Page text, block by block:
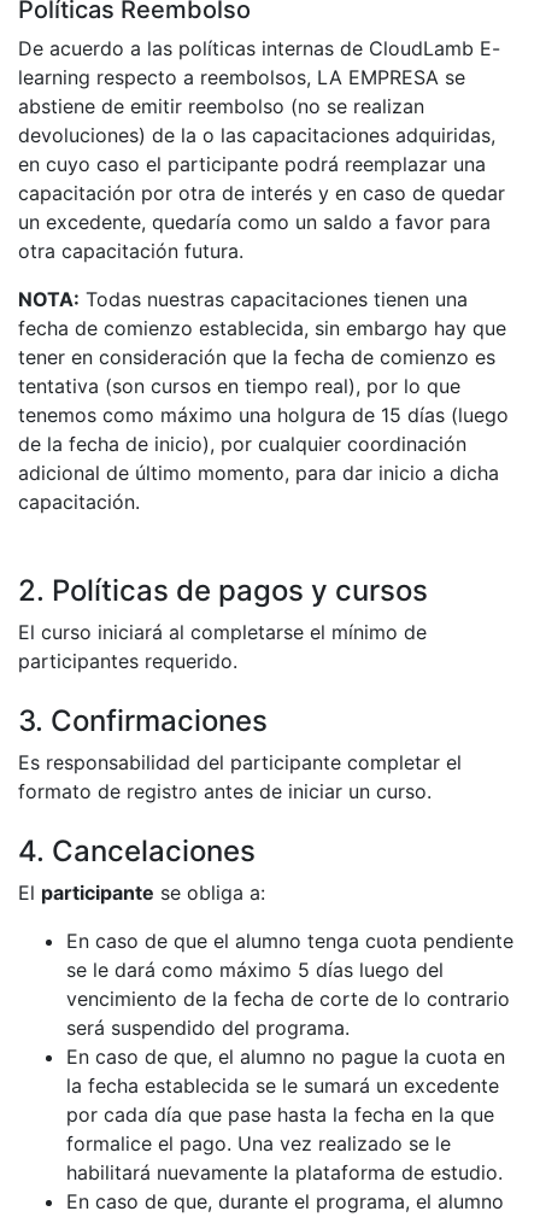
Políticas Reembolso
De acuerdo a las políticas internas de CloudLamb E-
learning respecto a reembolsos, LA EMPRESA se
abstiene de emitir reembolso (no se realizan
devoluciones) de la o las capacitaciones adquiridas,
en cuyo caso el participante podrá reemplazar una
capacitación por otra de interés y en caso de quedar
un excedente, quedaría como un saldo a favor para
otra capacitación futura.
NOTA: Todas nuestras capacitaciones tienen una
fecha de comienzo establecida, sin embargo hay que
tener en consideración que la fecha de comienzo es
tentativa (son cursos en tiempo real), por lo que
tenemos como máximo una holgura de 15 días (luego
de la fecha de inicio), por cualquier coordinación
adicional de último momento, para dar inicio a dicha
capacitación.
2. Políticas de pagos y cursos
El curso iniciará al completarse el mínimo de
participantes requerido.
3. Confirmaciones
Es responsabilidad del participante completar el
formato de registro antes de iniciar un curso.
4. Cancelaciones
El participante se obliga a:
En caso de que el alumno tenga cuota pendiente
se le dará como máximo 5 días luego del
vencimiento de la fecha de corte de lo contrario
será suspendido del programa.
En caso de que, el alumno no pague la cuota en
la fecha establecida se le sumará un excedente
por cada día que pase hasta la fecha en la que
formalice el pago. Una vez realizado se le
habilitará nuevamente la plataforma de estudio.
En caso de que, durante el programa, el alumno